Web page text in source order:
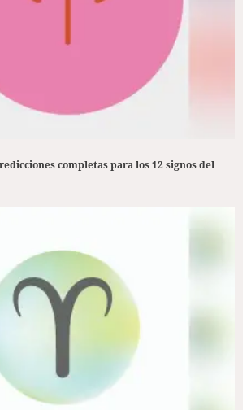
completas para los 12 signos del